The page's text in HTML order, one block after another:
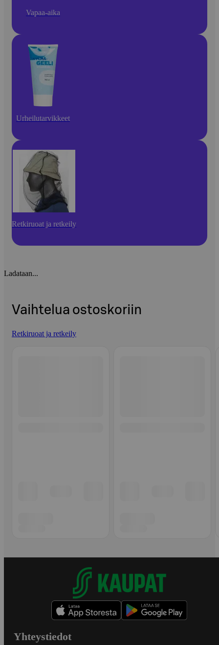
Vapaa-aika
Urheilutarvikkeet
Retkiruoat ja retkeily
Ladataan...
Vaihtelua ostoskoriin
Retkiruoat ja retkeily
Yhteystiedot